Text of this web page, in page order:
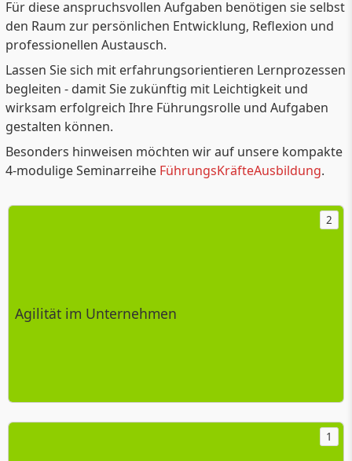
Für diese anspruchsvollen Aufgaben benötigen sie selbst
den Raum zur persönlichen Entwicklung, Reflexion und
professionellen Austausch.
Lassen Sie sich mit erfahrungsorientieren Lernprozessen
begleiten - damit Sie zukünftig mit Leichtigkeit und
wirksam erfolgreich Ihre Führungsrolle und Aufgaben
gestalten können.
Besonders hinweisen möchten wir auf unsere kompakte
4-modulige Seminarreihe FührungsKräfteAusbildung.
2
Agilität im Unternehmen
1